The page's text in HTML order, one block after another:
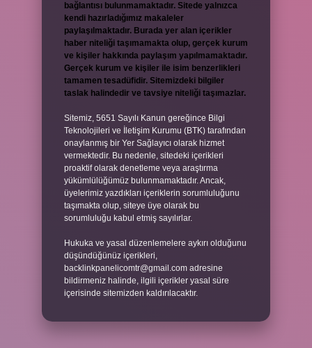
bağlantısı bulunmamaktadır. Sitede yalnızca
kendi hazırladığımız makaleler
paylaşılmaktadır. Burada yer alan içerikler
haber niteliği taşımamakta olup, gerçek kurum
ve kişiler hakkında paylaşım yapılmamaktadır.
Gerçek kurum ve kişiler ile isim benzerlikleri
tamamen tesadüfidir. Sitemizdeki bilgiler
taslak halindedir ve tavsiye niteliği taşımazlar.
Sitemiz, 5651 Sayılı Kanun gereğince Bilgi
Teknolojileri ve İletişim Kurumu (BTK) tarafından
onaylanmış bir Yer Sağlayıcı olarak hizmet
vermektedir. Bu nedenle, sitedeki içerikleri
proaktif olarak denetleme veya araştırma
yükümlülüğümüz bulunmamaktadır. Ancak,
üyelerimiz yazdıkları içeriklerin sorumluluğunu
taşımakta olup, siteye üye olarak bu
sorumluluğu kabul etmiş sayılırlar.
Hukuka ve yasal düzenlemelere aykırı olduğunu
düşündüğünüz içerikleri,
backlinkpanelicomtr@gmail.com adresine
bildirmeniz halinde, ilgili içerikler yasal süre
içerisinde sitemizden kaldırılacaktır.